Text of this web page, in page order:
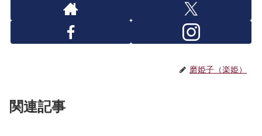
磨姫子（楽姫）
関連記事